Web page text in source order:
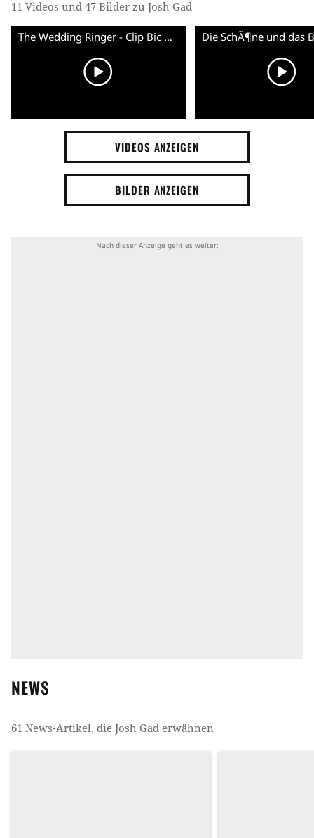
11 Videos und 47 Bilder zu Josh Gad
The Wedding Ringer - Clip Bic Mitchum (English) HD
VIDEOS ANZEIGEN
BILDER ANZEIGEN
NEWS
61 News-Artikel, die Josh Gad erwähnen